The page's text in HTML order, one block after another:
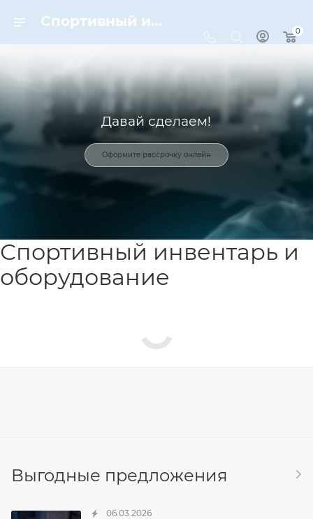
Спортивный инвентарь и оборудование для спорта в Москве | Dynamic-Sport
0
Давай сделаем!
Оформите рассрочку онлайн
Спортивный инвентарь и
оборудование
Выгодные предложения
06.03.2026